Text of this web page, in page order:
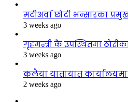
मटीअर्वा छोटी भन्सारका
3 weeks ago
गृहमन्त्री कै उपस्थितमा
3 weeks ago
कलैया यातायात
2 weeks ago